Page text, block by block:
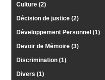
Accès
éditeur
Culture (2)
Décision de justice (2)
Développement Personnel (1)
Devoir de Mémoire (3)
Discrimination (1)
Divers (1)